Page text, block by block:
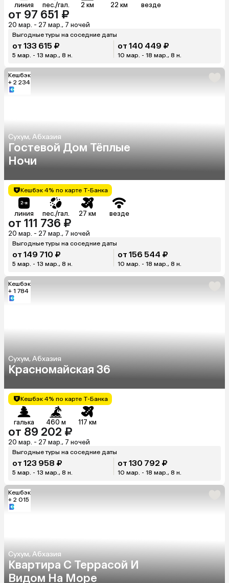
линия пес./гал. 2 км 22 км везде
от 97 651 ₽
20 мар. - 27 мар., 7 ночей
Выгодные туры на соседние даты
от 133 615 ₽
5 мар. - 13 мар., 8 н.
от 140 449 ₽
10 мар. - 18 мар., 8 н.
Кешбэк
+ 2 234
Сухум, Абхазия
Гостевой Дом Тёплые
Ночи
Кешбэк 4% по карте Т-Банка
линия пес./гал. 27 км везде
от 111 736 ₽
20 мар. - 27 мар., 7 ночей
Выгодные туры на соседние даты
от 149 710 ₽
5 мар. - 13 мар., 8 н.
от 156 544 ₽
10 мар. - 18 мар., 8 н.
Кешбэк
+ 1 784
Сухум, Абхазия
Красномайская 36
Кешбэк 4% по карте Т-Банка
галька 460 м 117 км
от 89 202 ₽
20 мар. - 27 мар., 7 ночей
Выгодные туры на соседние даты
от 123 958 ₽
5 мар. - 13 мар., 8 н.
от 130 792 ₽
10 мар. - 18 мар., 8 н.
Кешбэк
+ 2 015
Сухум, Абхазия
Квартира С Террасой И
Видом На Море